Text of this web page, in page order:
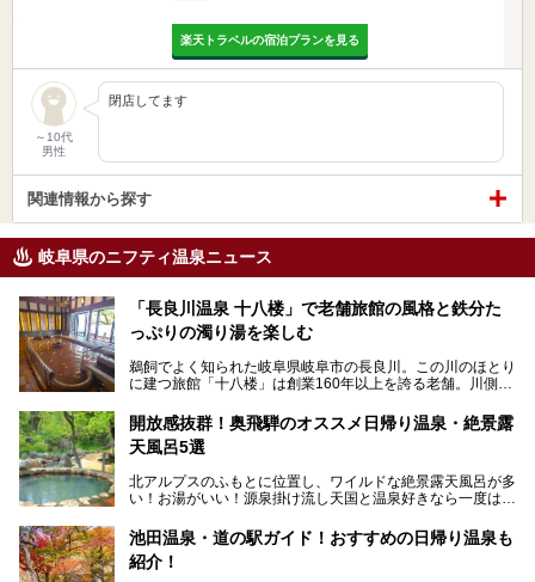
楽天トラベルの宿泊プランを見る
～10代
男性
閉店してます
関連情報から探す
岐阜県のニフティ温泉ニュース
「長良川温泉 十八楼」で老舗旅館の風格と鉄分た
っぷりの濁り湯を楽しむ
鵜飼でよく知られた岐阜県岐阜市の長良川。この川のほとり
に建つ旅館「十八楼」は創業160年以上を誇る老舗。川側の
濁り湯で、地産地消にこだわった食事も定評があります。
そして大浴場は日帰り入浴もできるんですよ。泊まりでも日
岐阜の手仕事に触れる旅とともに楽しんでみてはいかがでし
ょう！
───
提供元：岐阜県【PR】
この記事は岐阜県のPR記事です。
開放感抜群！奥飛騨のオススメ日帰り温泉・絶景露
天風呂5選
北アルプスのふもとに位置し、ワイルドな絶景露天風呂が多
い！お湯がいい！源泉掛け流し天国と温泉好きなら一度は行
「平湯温泉」「福地温泉」「新平湯温泉」「栃尾温泉」「新
穂高温泉」と5つの温泉地を総称して奥飛騨温泉郷と呼びま
池田温泉・道の駅ガイド！おすすめの日帰り温泉も
紹介！